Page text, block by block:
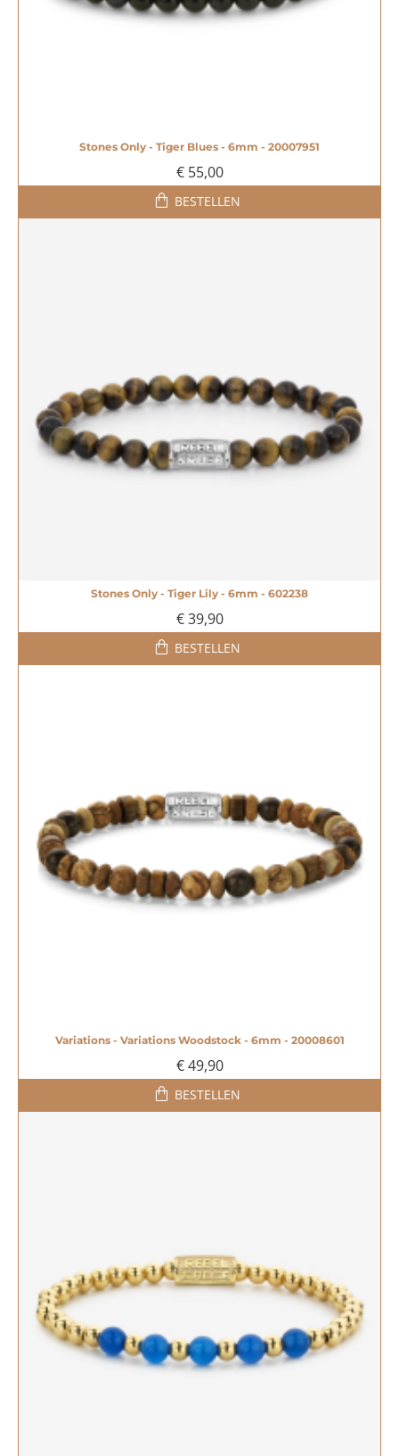
Stones Only - Tiger Blues - 6mm - 20007951
€ 55,00
BESTELLEN
Stones Only - Tiger Lily - 6mm - 602238
€ 39,90
BESTELLEN
Variations - Variations Woodstock - 6mm - 20008601
€ 49,90
BESTELLEN